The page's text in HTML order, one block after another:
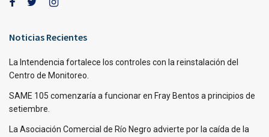
Noticias Recientes
La Intendencia fortalece los controles con la reinstalación del
Centro de Monitoreo.
SAME 105 comenzaría a funcionar en Fray Bentos a principios de
setiembre.
La Asociación Comercial de Río Negro advierte por la caída de la